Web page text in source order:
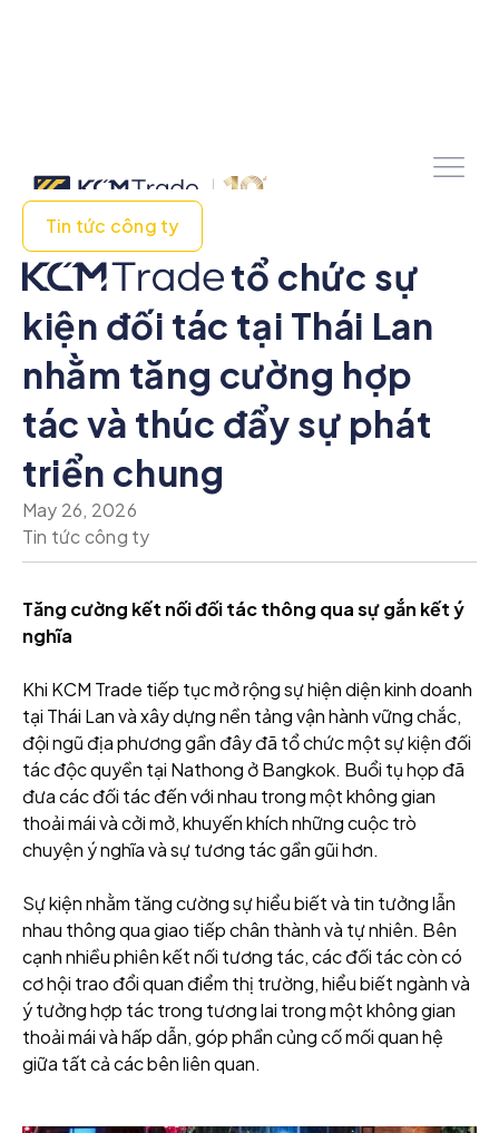
Tin tức công ty
tổ chức sự
kiện đối tác tại Thái Lan
nhằm tăng cường hợp
tác và thúc đẩy sự phát
triển chung
May 26, 2026
Tin tức công ty
Tăng cường kết nối đối tác thông qua sự gắn kết ý
nghĩa
Khi KCM Trade tiếp tục mở rộng sự hiện diện kinh doanh
tại Thái Lan và xây dựng nền tảng vận hành vững chắc,
đội ngũ địa phương gần đây đã tổ chức một sự kiện đối
tác độc quyền tại Nathong ở Bangkok. Buổi tụ họp đã
đưa các đối tác đến với nhau trong một không gian
thoải mái và cởi mở, khuyến khích những cuộc trò
chuyện ý nghĩa và sự tương tác gần gũi hơn.
Sự kiện nhằm tăng cường sự hiểu biết và tin tưởng lẫn
nhau thông qua giao tiếp chân thành và tự nhiên. Bên
cạnh nhiều phiên kết nối tương tác, các đối tác còn có
cơ hội trao đổi quan điểm thị trường, hiểu biết ngành và
ý tưởng hợp tác trong tương lai trong một không gian
thoải mái và hấp dẫn, góp phần củng cố mối quan hệ
giữa tất cả các bên liên quan.